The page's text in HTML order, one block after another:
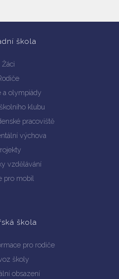
na webu
škola
Žáci
a olympiády
klubu
pracoviště
výchova
vzdělávání
pro mobil
škola
pro rodiče
školy
obsazení